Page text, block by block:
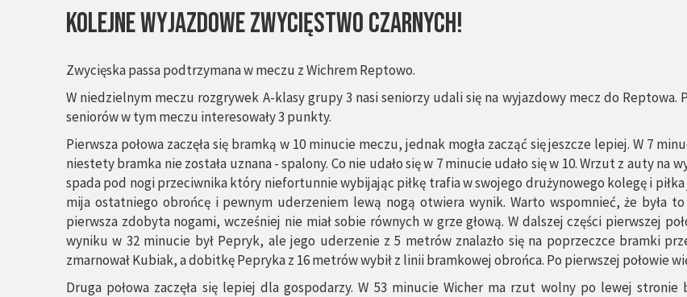
Zwycięska passa podtrzymana w meczu z Wichrem Reptowo.
W niedzielnym meczu rozgrywek A-klasy grupy 3 nasi seniorzy udali się na wyjazdowy mecz do
seniorów w tym meczu interesowały 3 punkty.
Pierwsza połowa zaczęła się bramką w 10 minucie meczu, jednak mogła zacząć się jeszcze lepiej. W 7
niestety bramka nie została uznana - spalony. Co nie udało się w 7 minucie udało się w 10. Wrzut z auty
spada pod nogi przeciwnika który niefortunnie wybijając piłkę trafia w swojego drużynowego kolegę i
mija ostatniego obrońcę i pewnym uderzeniem lewą nogą otwiera wynik. Warto wspomnieć, że była
pierwsza zdobyta nogami, wcześniej nie miał sobie równych w grze głową. W dalszej części pierwszej
wyniku w 32 minucie był Pepryk, ale jego uderzenie z 5 metrów znalazło się na poprzeczce bramki
zmarnował Kubiak, a dobitkę Pepryka z 16 metrów wybił z linii bramkowej obrońca. Po pierwszej połowie
Druga połowa zaczęła się lepiej dla gospodarzy. W 53 minucie Wicher ma rzut wolny po lewej
Kolejne wyjazdowe zwycięstwo Czarnych!